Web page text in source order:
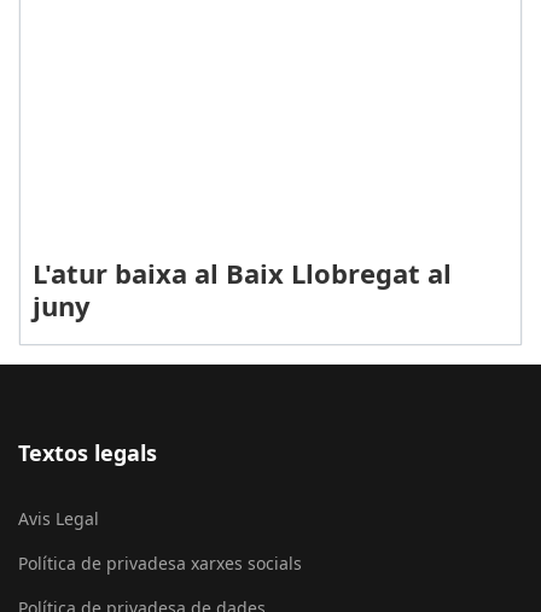
L'atur baixa al Baix Llobregat al
juny
Textos legals
Avis Legal
Política de privadesa xarxes socials